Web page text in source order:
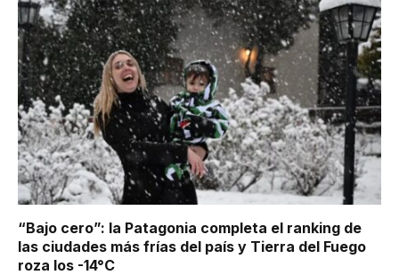
“Bajo cero”: la Patagonia completa el ranking de
las ciudades más frías del país y Tierra del Fuego
roza los -14°C